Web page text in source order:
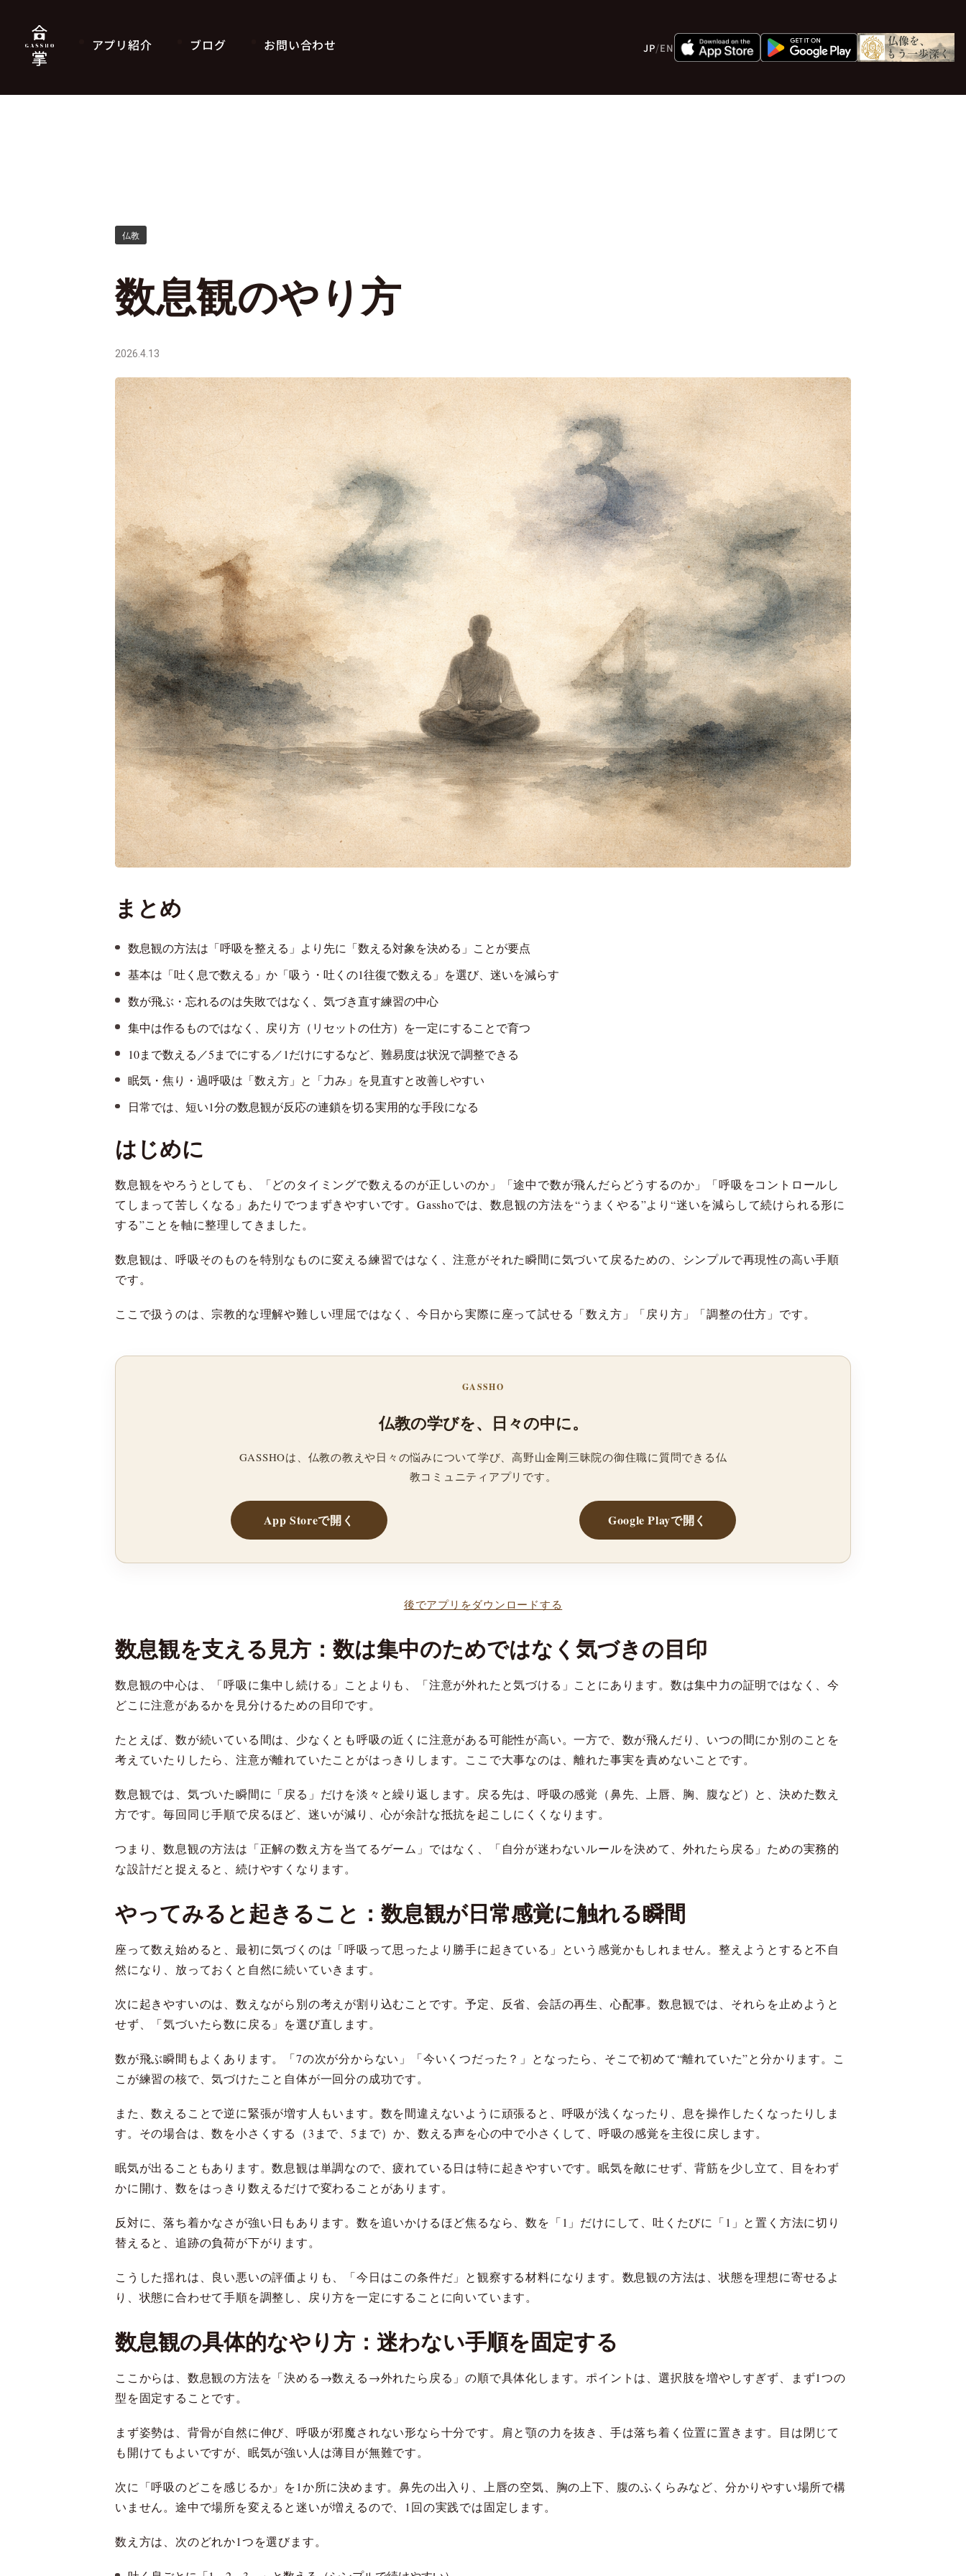
アプリ紹介 ブログ お問い合わせ JP/EN
仏教
数息観のやり方
2026.4.13
まとめ
数息観の方法は「呼吸を整える」より先に「数える対象を決める」ことが要点
基本は「吐く息で数える」か「吸う・吐くの1往復で数える」を選び、迷いを減らす
数が飛ぶ・忘れるのは失敗ではなく、気づき直す練習の中心
集中は作るものではなく、戻り方（リセットの仕方）を一定にすることで育つ
10まで数える／5までにする／1だけにするなど、難易度は状況で調整できる
眠気・焦り・過呼吸は「数え方」と「力み」を見直すと改善しやすい
日常では、短い1分の数息観が反応の連鎖を切る実用的な手段になる
はじめに
数息観をやろうとしても、「どのタイミングで数えるのが正しいのか」「途中で数が飛んだらどうするのか」「呼吸をコントロールし
てしまって苦しくなる」あたりでつまずきやすいです。Gasshoでは、数息観の方法を“うまくやる”より“迷いを減らして続けられる形に
する”ことを軸に整理してきました。
数息観は、呼吸そのものを特別なものに変える練習ではなく、注意がそれた瞬間に気づいて戻るための、シンプルで再現性の高い手順
です。
ここで扱うのは、宗教的な理解や難しい理屈ではなく、今日から実際に座って試せる「数え方」「戻り方」「調整の仕方」です。
GASSHO
仏教の学びを、日々の中に。
GASSHOは、仏教の教えや日々の悩みについて学び、高野山金剛三昧院の御住職に質問できる仏
教コミュニティアプリです。
App Storeで開く Google Playで開く
後でアプリをダウンロードする
数息観を支える見方：数は集中のためではなく気づきの目印
数息観の中心は、「呼吸に集中し続ける」ことよりも、「注意が外れたと気づける」ことにあります。数は集中力の証明ではなく、今
どこに注意があるかを見分けるための目印です。
たとえば、数が続いている間は、少なくとも呼吸の近くに注意がある可能性が高い。一方で、数が飛んだり、いつの間にか別のことを
考えていたりしたら、注意が離れていたことがはっきりします。ここで大事なのは、離れた事実を責めないことです。
数息観では、気づいた瞬間に「戻る」だけを淡々と繰り返します。戻る先は、呼吸の感覚（鼻先、上唇、胸、腹など）と、決めた数え
方です。毎回同じ手順で戻るほど、迷いが減り、心が余計な抵抗を起こしにくくなります。
つまり、数息観の方法は「正解の数え方を当てるゲーム」ではなく、「自分が迷わないルールを決めて、外れたら戻る」ための実務的
な設計だと捉えると、続けやすくなります。
やってみると起きること：数息観が日常感覚に触れる瞬間
座って数え始めると、最初に気づくのは「呼吸って思ったより勝手に起きている」という感覚かもしれません。整えようとすると不自
然になり、放っておくと自然に続いていきます。
次に起きやすいのは、数えながら別の考えが割り込むことです。予定、反省、会話の再生、心配事。数息観では、それらを止めようと
せず、「気づいたら数に戻る」を選び直します。
数が飛ぶ瞬間もよくあります。「7の次が分からない」「今いくつだった？」となったら、そこで初めて“離れていた”と分かります。こ
こが練習の核で、気づけたこと自体が一回分の成功です。
また、数えることで逆に緊張が増す人もいます。数を間違えないように頑張ると、呼吸が浅くなったり、息を操作したくなったりしま
す。その場合は、数を小さくする（3まで、5まで）か、数える声を心の中で小さくして、呼吸の感覚を主役に戻します。
眠気が出ることもあります。数息観は単調なので、疲れている日は特に起きやすいです。眠気を敵にせず、背筋を少し立て、目をわず
かに開け、数をはっきり数えるだけで変わることがあります。
反対に、落ち着かなさが強い日もあります。数を追いかけるほど焦るなら、数を「1」だけにして、吐くたびに「1」と置く方法に切り
替えると、追跡の負荷が下がります。
こうした揺れは、良い悪いの評価よりも、「今日はこの条件だ」と観察する材料になります。数息観の方法は、状態を理想に寄せるよ
り、状態に合わせて手順を調整し、戻り方を一定にすることに向いています。
数息観の具体的なやり方：迷わない手順を固定する
ここからは、数息観の方法を「決める→数える→外れたら戻る」の順で具体化します。ポイントは、選択肢を増やしすぎず、まず1つの
型を固定することです。
まず姿勢は、背骨が自然に伸び、呼吸が邪魔されない形なら十分です。肩と顎の力を抜き、手は落ち着く位置に置きます。目は閉じて
も開けてもよいですが、眠気が強い人は薄目が無難です。
次に「呼吸のどこを感じるか」を1か所に決めます。鼻先の出入り、上唇の空気、胸の上下、腹のふくらみなど、分かりやすい場所で構
いません。途中で場所を変えると迷いが増えるので、1回の実践では固定します。
数え方は、次のどれか1つを選びます。